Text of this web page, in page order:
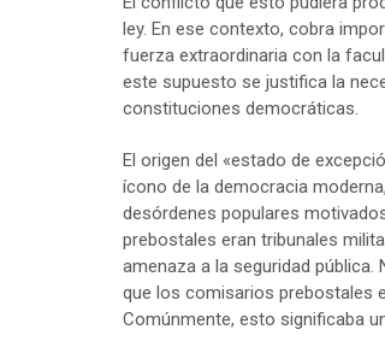
ley. En ese contexto, cobra
fuerza extraordinaria con la
este supuesto se justifica la
constituciones democráticas.
El origen del «estado de
ícono de la democracia
desórdenes populares
prebostales eran tribunales
amenaza a la seguridad
que los comisarios prebostales
Comúnmente, esto significaba